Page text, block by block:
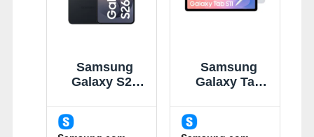
Samsung
Galaxy S26
Smartphone
Samsung
Galaxy Tab
Wi-Fi Tablette